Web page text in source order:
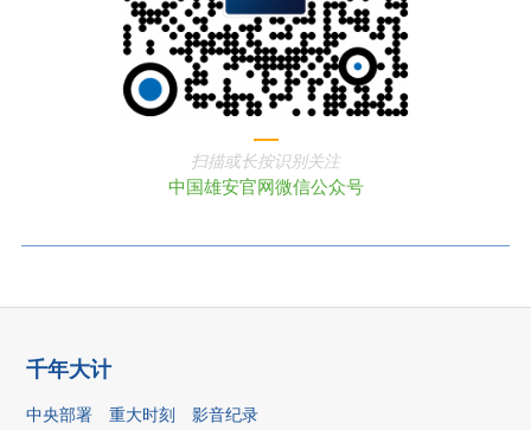
扫描或长按识别关注
中国雄安官网微信公众号
千年大计
中央部署 重大时刻 影音纪录